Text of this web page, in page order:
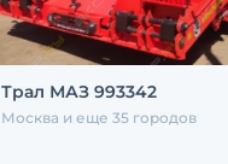
Трал МАЗ 993342
Москва и еще 35 городов